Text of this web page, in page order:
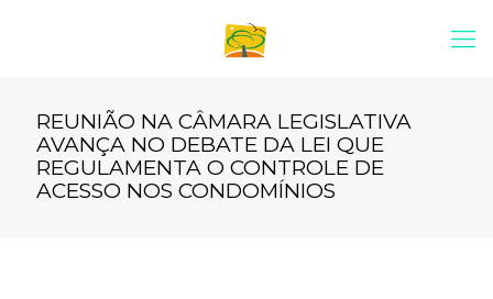
REUNIÃO NA CÂMARA LEGISLATIVA
AVANÇA NO DEBATE DA LEI QUE
REGULAMENTA O CONTROLE DE
ACESSO NOS CONDOMÍNIOS